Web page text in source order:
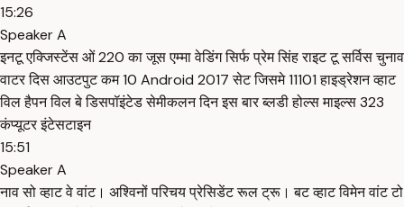
15:26
Speaker A
इनटू एक्जिस्टेंस ओं 220 का जूस एम्मा वेडिंग सिर्फ प्रेम सिंह राइट टू सर्विस चुनाव
वाटर दिस आउटपुट कम 10 Android 2017 सेट जिसमे 11101 हाइड्रेशन व्हाट
विल हैपन विल बे डिसपॉइंटेड सेमीकलन दिन इस बार ब्लडी होल्स माइल्स 323
कंप्यूटर इंटेसटाइन
15:51
Speaker A
नाव सो व्हाट वे वांट। अश्विनों परिचय प्रेसिडेंट रूल ट्रू। बट व्हाट विमेन वांट टो